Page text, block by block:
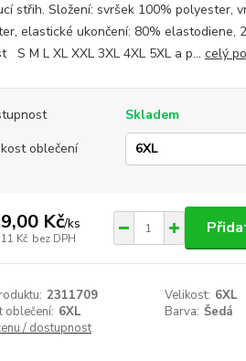
střih. Složení: svršek 100% polyester,
elastické ukončení: 80% elastodiene,
S M L XL XXL 3XL 4XL 5XL a p... celý
Skladem
oblečení
Kč/ks
Kč bez DPH
2311709 Velikost: 6XL
oblečení: 6XL Barva: Šedá
/ dostupnost